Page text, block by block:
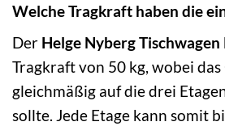
Welche Tragkraft haben die
Der Helge Nyberg Tischwagen
Tragkraft von 50 kg, wobei
gleichmäßig auf die drei
sollte. Jede Etage kann somit